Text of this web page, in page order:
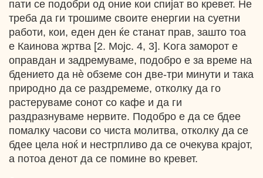
пати се подобри од оние кои спијат во кревет. Не
треба да ги трошиме своите енергии на суетни
работи, кои, еден ден ќе станат прав, зашто тоа
е Каинова жртва [2. Мојс. 4, 3]. Koгa заморот е
оправдан и задремуваме, подобро е за време на
бдението да нѐ обземе сон две-три минути и така
природно да се раздремеме, отколку да го
растеруваме сонот со кафе и да ги
раздразнуваме нервите. Подобро е да се бдее
помалку часови со чиста молитва, отколку да се
бдее цела ноќ и нестрпливо да се очекува крајот,
а потоа денот да се помине во кревет.